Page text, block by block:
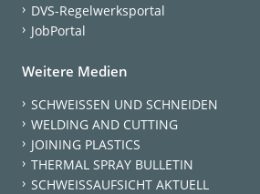
DVS-Regelwerksportal
JobPortal
Weitere Medien
SCHWEISSEN UND SCHNEIDEN
WELDING AND CUTTING
JOINING PLASTICS
THERMAL SPRAY BULLETIN
SCHWEISSAUFSICHT AKTUELL